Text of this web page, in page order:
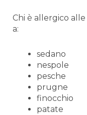
Chi è allergico alle
a:
sedano
nespole
pesche
prugne
finocchio
patate